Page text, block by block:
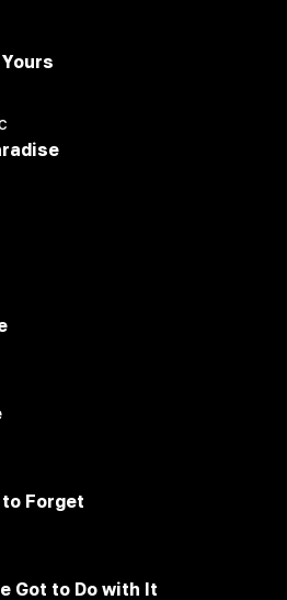
to Forget
Got to Do with It